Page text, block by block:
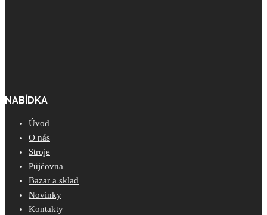
NABÍDKA
Úvod
O nás
Stroje
Půjčovna
Bazar a sklad
Novinky
Kontakty